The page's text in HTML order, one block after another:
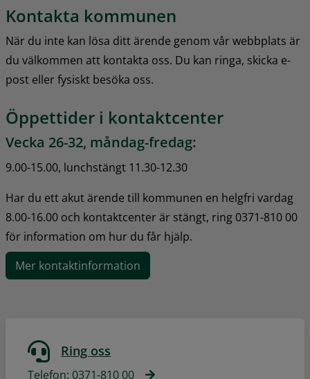
Kontakta kommunen
När du inte kan lösa ditt ärende genom vår webbplats är
du välkommen att kontakta oss. Du kan ringa, skicka e-
post eller fysiskt besöka oss.
Öppettider i kontaktcenter
Vecka 26-32, måndag-fredag:
9.00-15.00, lunchstängt 11.30-12.30
Har du ett akut ärende till kommunen en helgfri vardag
8.00-16.00 och kontaktcenter är stängt, ring 0371-810 00
för information om hur du får hjälp.
Mer kontaktinformation
Ring oss
Telefon: 0371-810 00